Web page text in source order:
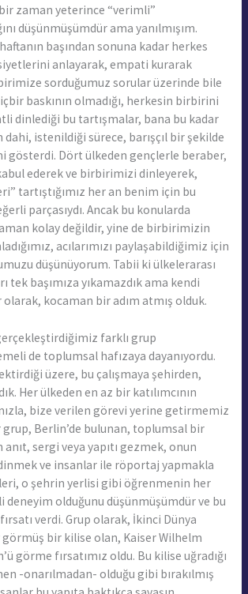
zaman yeterince “verimli”
düşünmüşümdür ama yanılmışım.
başından sonuna kadar herkes
anlayarak, empati kurarak
sorduğumuz sorular üzerinde bile
baskının olmadığı, herkesin birbirini
dinlediği bu tartışmalar, bana bu kadar
dahi, istenildiği sürece, barışçıl bir şekilde
gösterdi. Dört ülkeden gençlerle beraber,
ederek ve birbirimizi dinleyerek,
tartıştığımız her an benim için bu
parçasıydı. Ancak bu konularda
kolay değildir, yine de birbirimizin
acılarımızı paylaşabildiğimiz için
düşünüyorum. Tabii ki ülkelerarası
tek başımıza yıkamazdık ama kendi
olarak, kocaman bir adım atmış olduk.
farklı grup
de toplumsal hafızaya dayanıyordu.
üzere, bu çalışmaya şehirden,
Her ülkeden en az bir katılımcının
bize verilen görevi yerine getirmemiz
Berlin’de bulunan, toplumsal bir
sergi veya yapıtı gezmek, onun
ve insanlar ile röportaj yapmakla
o şehrin yerlisi gibi öğrenmenin her
deneyim olduğunu düşünmüşümdür ve bu
verdi. Grup olarak, İkinci Dünya
görmüş bir kilise olan, Kaiser Wilhelm
görme fırsatımız oldu. Bu kilise uğradığı
-onarılmadan- olduğu gibi bırakılmış